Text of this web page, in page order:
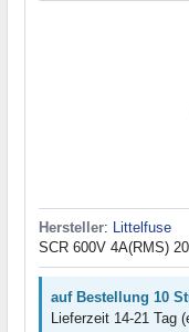
Hersteller:
Littelfuse
SCR 600V 4A(RMS)
auf Bestellung 10
Lieferzeit 14-21 Tag